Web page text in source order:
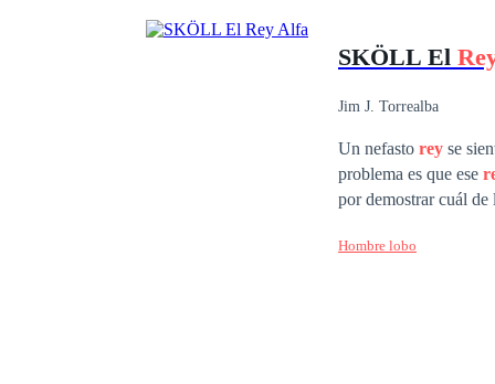
bajo sus mangas
SKÖLL El
Jim J. Torrealba
Un nefasto rey se
problema es que ese
por demostrar cuál de
Hombre lobo